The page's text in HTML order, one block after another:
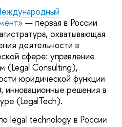
— первая в России
охватывающая
деятельности в
сфере: управление
(Legal Consulting),
юридической функции
инновационные решения в
(LegalTech).
legal technology в России